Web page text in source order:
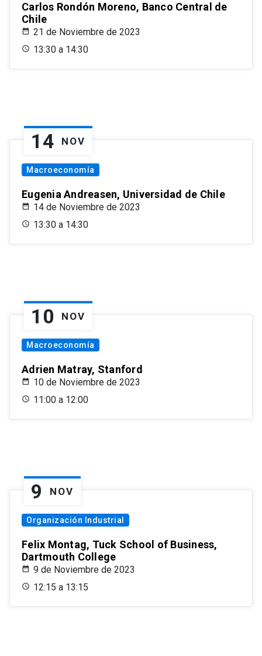
Carlos Rondón Moreno, Banco Central de
Chile
21 de Noviembre de 2023
13:30 a 14:30
14 NOV
Macroeconomía
Eugenia Andreasen, Universidad de Chile
14 de Noviembre de 2023
13:30 a 14:30
10 NOV
Macroeconomía
Adrien Matray, Stanford
10 de Noviembre de 2023
11:00 a 12:00
9 NOV
Organización Industrial
Felix Montag, Tuck School of Business,
Dartmouth College
9 de Noviembre de 2023
12:15 a 13:15